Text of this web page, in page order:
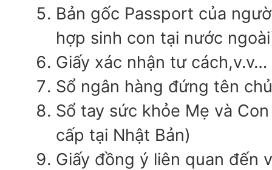
Bản gốc Passport của
hợp sinh con tại nước
Giấy xác nhận tư cách,v.v…
Sổ ngân hàng đứng tên
Sổ tay sức khỏe Mẹ và
cấp tại Nhật Bản)
Giấy đồng ý liên quan đến